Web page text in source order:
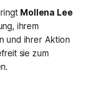
Mollena Lee
ihrem
und ihrer Aktion
sie zum